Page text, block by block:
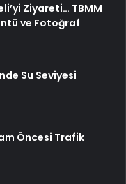
Ziyareti… TBMM
ve Fotoğraf
Su Seviyesi
Öncesi Trafik